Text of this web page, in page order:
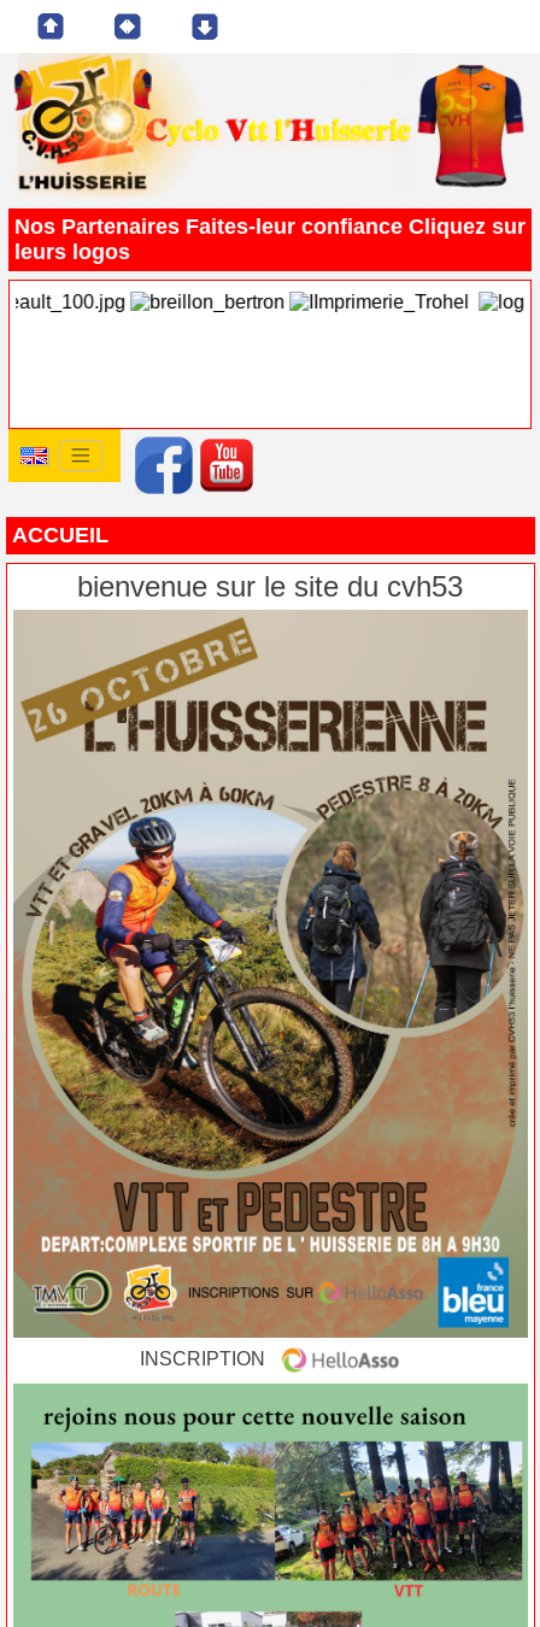
Nos Partenaires Faites-leur confiance Cliquez sur
leurs logos
ACCUEIL
bienvenue sur le site du cvh53
INSCRIPTION